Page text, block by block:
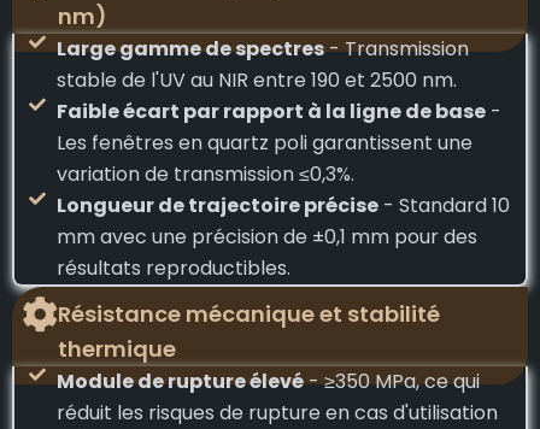
nm)
Large gamme de spectres- Transmission
stable de l'UV au NIR entre 190 et 2500 nm.
Faible écart par rapport à la ligne de base-
Les fenêtres en quartz poli garantissent une
variation de transmission ≤0,3%.
Longueur de trajectoire précise- Standard 10
mm avec une précision de ±0,1 mm pour des
résultats reproductibles.
Résistance mécanique et stabilité
thermique
Module de rupture élevé- ≥350 MPa, ce qui
réduit les risques de rupture en cas d'utilisation